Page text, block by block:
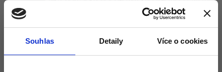
Souhlas Detaily Více o cookies
právo na výmaz svých osobních údajů,